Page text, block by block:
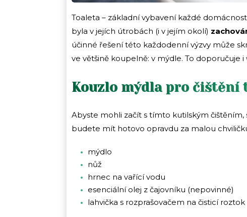
Toaleta – základní vybavení každé
byla v jejích útrobách (i v jejím okolí)
účinné řešení této každodenní výzvy může
ve většině koupelně: v mýdle. To doporučuje i
Kouzlo mýdla pro čištění
Abyste mohli začít s tímto kutilským čištěním,
budete mít hotovo opravdu za malou
mýdlo
nůž
hrnec na vařící vodu
esenciální olej z čajovníku (nepovinné)
lahvička s rozprašovačem na čisticí roztok